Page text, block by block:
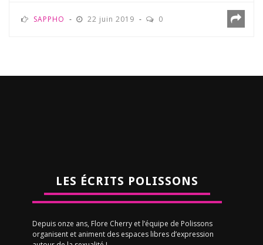
SAPPHO 22 juin 2019 0
LES ÉCRITS POLISSONS
Depuis onze ans, Flore Cherry et l’équipe de Polissons
organisent et animent des espaces libres d’expression